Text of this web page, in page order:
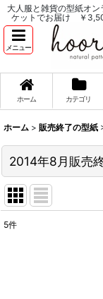
大人服と雑貨の型紙オ
ケットでお届け ￥
メニュー
ホーム カテゴリ
ホーム > 販売終了の型紙
2014年8月販売
5件